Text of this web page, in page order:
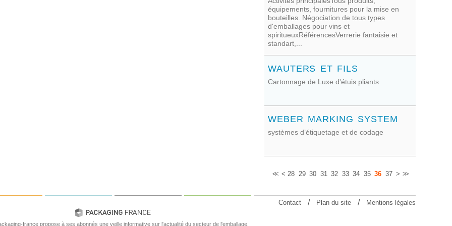
équipements, fournitures pour la mise en
bouteilles. Négociation de tous types
d'emballages pour vins et
spiritueuxRéférencesVerrerie fantaisie et
standart,...
WAUTERS ET FILS
Cartonnage de Luxe d'étuis pliants
WEBER MARKING SYSTEM
systèmes d’étiquetage et de codage
<< < 28 29 30 31 32 33 34 35 36 37 > >>
france propose à ses abonnés une veille informative sur l'actualité du secteur de l'emballage.
Contact Plan du site Mentions légales